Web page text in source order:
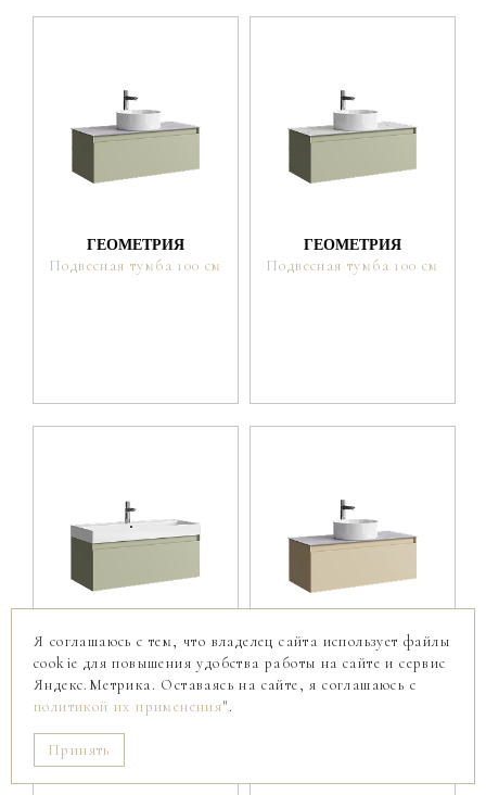
ГЕОМЕТРИЯ
Подвесная тумба 100 см
ГЕОМЕТРИЯ
Подвесная тумба 100 см
ГЕОМЕТРИЯ
Подвесная тумба 100 см
ГЕОМЕТРИЯ
Подвесная тумба 100 см
Я соглашаюсь с тем, что владелец сайта использует файлы
cookie для повышения удобства работы на сайте и сервис
Яндекс.Метрика. Оставаясь на сайте, я соглашаюсь с
политикой их применения".
Принять